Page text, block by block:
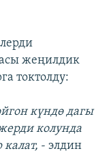
жеңилдик
токтолду:
күндө дагы
колунда
- элдин